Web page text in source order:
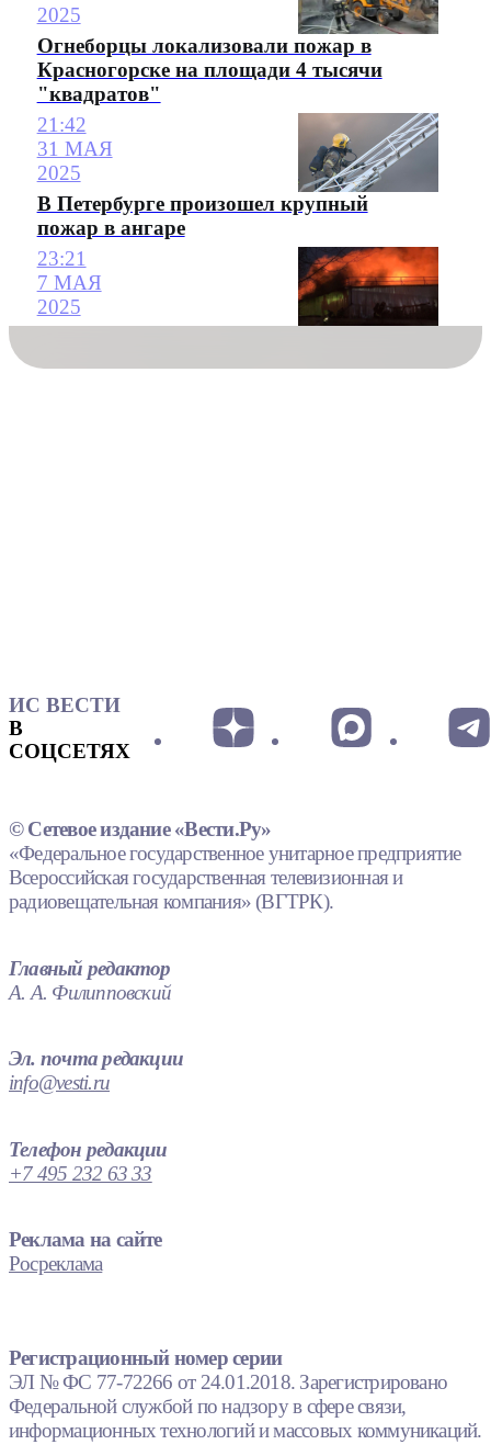
2025
Огнеборцы локализовали пожар в
Красногорске на площади 4 тысячи
"квадратов"
21:42
31 МАЯ
2025
В Петербурге произошел крупный
пожар в ангаре
23:21
7 МАЯ
2025
ИС ВЕСТИ
В
СОЦСЕТЯХ
© Сетевое издание «Вести.Ру»
«Федеральное государственное унитарное предприятие
Всероссийская государственная телевизионная и
радиовещательная компания» (ВГТРК).
Главный редактор
А. А. Филипповский
Эл. почта редакции
info@vesti.ru
Телефон редакции
+7 495 232 63 33
Реклама на сайте
Росреклама
Регистрационный номер серии
ЭЛ № ФС 77-72266 от 24.01.2018. Зарегистрировано
Федеральной службой по надзору в сфере связи,
информационных технологий и массовых коммуникаций.